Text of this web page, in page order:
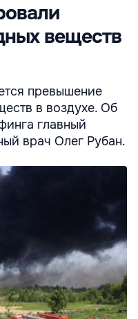
веществ
превышение
в воздухе. Об
главный
врач Олег Рубан.